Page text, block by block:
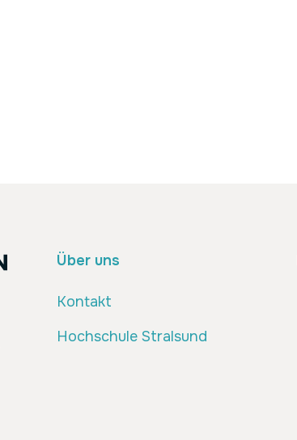
Über uns
Kontakt
Hochschule Stralsund